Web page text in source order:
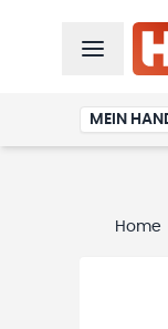
MEIN
Home